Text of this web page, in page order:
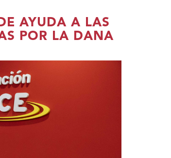
AYUDA A LAS
POR LA DANA